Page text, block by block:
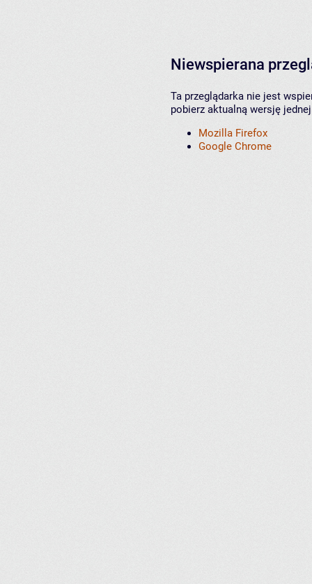
Niewspierana
Ta przeglądarka nie jest
pobierz aktualną wersję
Mozilla Firefox
Google Chrome